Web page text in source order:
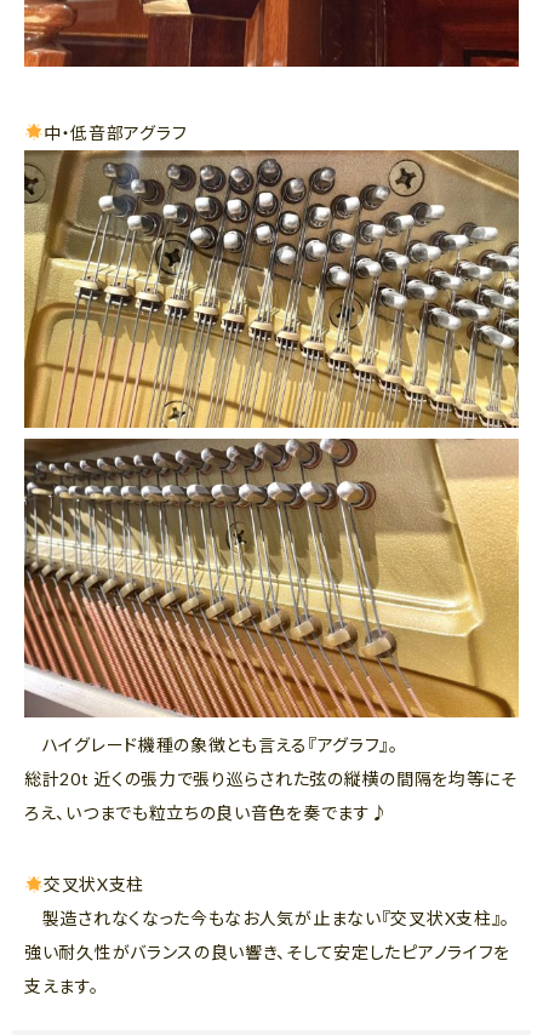
中・低音部アグラフ
ハイグレード機種の象徴とも言える『アグラフ』。
総計20t 近くの張力で張り巡らされた弦の縦横の間隔を均等にそ
ろえ、いつまでも粒立ちの良い音色を奏でます♪
交叉状X支柱
製造されなくなった今もなお人気が止まない『交叉状X支柱』。
強い耐久性がバランスの良い響き、そして安定したピアノライフを
支えます。